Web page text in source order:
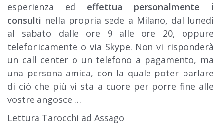
esperienza ed effettua personalmente i
consulti nella propria sede a Milano, dal lunedì
al sabato dalle ore 9 alle ore 20, oppure
telefonicamente o via Skype. Non vi risponderà
un call center o un telefono a pagamento, ma
una persona amica, con la quale poter parlare
di ciò che più vi sta a cuore per porre fine alle
vostre angosce …
Lettura Tarocchi ad Assago